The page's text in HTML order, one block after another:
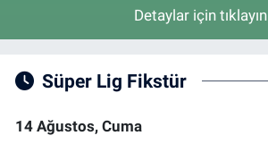
Detaylar için tıklayın
Süper Lig Fikstür
14 Ağustos, Cuma